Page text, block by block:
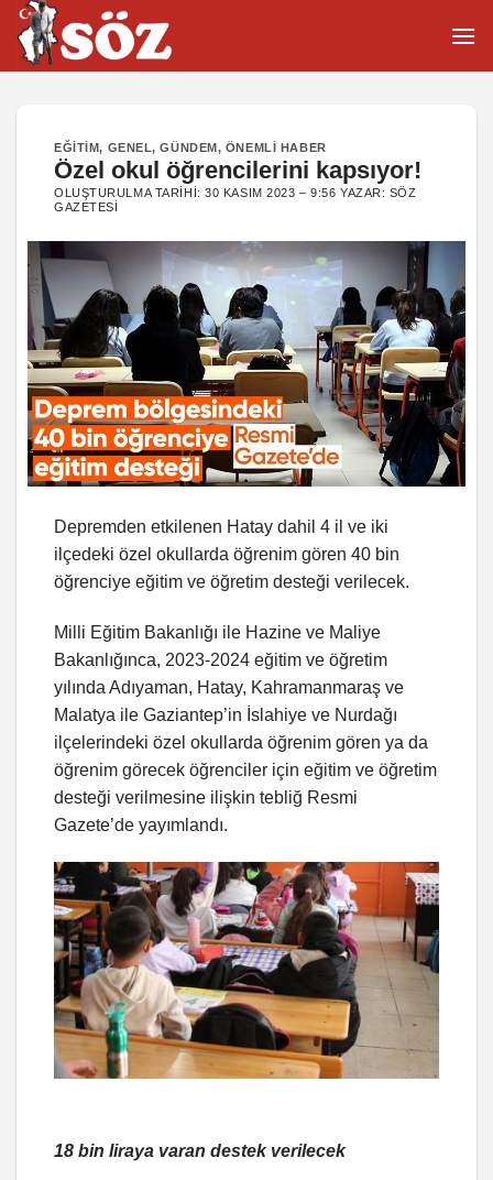
İçeriğe
atla
EĞITIM, GENEL,GÜNDEM, ÖNEMLI HABER
Özel okul öğrencilerini kapsıyor!
OLUŞTURULMA TARIHI:30 KASIM 2023 – 9:56 YAZAR: SÖZ
GAZETESI
Depremden etkilenen Hatay dahil 4 il ve iki
ilçedeki özel okullarda öğrenim gören 40 bin
öğrenciye eğitim ve öğretim desteği verilecek.
Milli Eğitim Bakanlığı ile Hazine ve Maliye
Bakanlığınca, 2023-2024 eğitim ve öğretim
yılında Adıyaman, Hatay, Kahramanmaraş ve
Malatya ile Gaziantep’in İslahiye ve Nurdağı
ilçelerindeki özel okullarda öğrenim gören ya da
öğrenim görecek öğrenciler için eğitim ve öğretim
desteği verilmesine ilişkin tebliğ Resmi
Gazete’de yayımlandı.
18 bin liraya varan destek verilecek